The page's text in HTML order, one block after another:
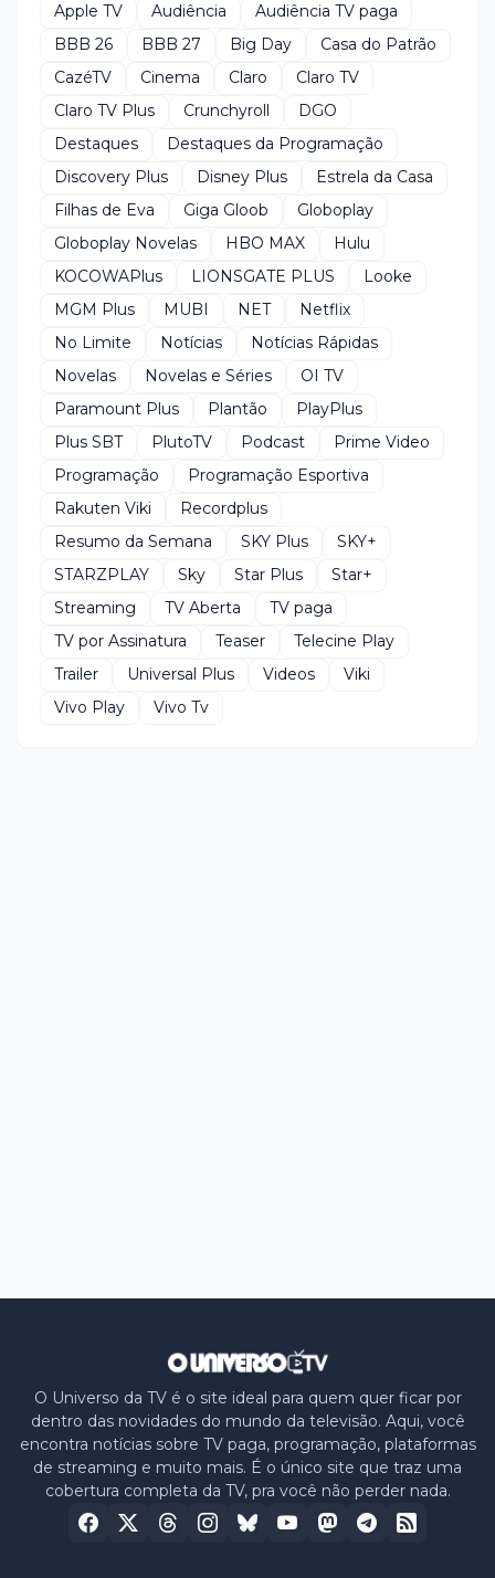
Apple TV Audiência
Audiência TV paga
BBB 26
BBB 27 Big Day
Casa do Patrão
CazéTV
Cinema Claro
Claro TV
Claro TV Plus
Crunchyroll
DGO
Destaques
Destaques da Programação
Discovery Plus
Disney Plus
Estrela da Casa
Filhas de Eva
Giga Gloob
Globoplay
Globoplay Novelas
HBO MAX
Hulu
KOCOWAPlus
LIONSGATE PLUS
Looke
MGM Plus
MUBI NET
Netflix
No Limite
Notícias
Notícias Rápidas
Novelas
Novelas e Séries
OI TV
Paramount Plus
Plantão
PlayPlus
Plus SBT
PlutoTV Podcast
Prime Video
Programação
Programação Esportiva
Rakuten Viki
Recordplus
Resumo da Semana
SKY Plus
SKY+
STARZPLAY
Sky Star Plus
Star+
Streaming
TV Aberta
TV paga
TV por Assinatura
Teaser
Telecine Play
Trailer
Universal Plus Videos
Viki
Vivo Play
Vivo Tv
O Universo da TV é o site ideal para quem quer ficar por
dentro das novidades do mundo da televisão. Aqui, você
encontra notícias sobre TV paga, programação, plataformas
de streaming e muito mais. É o único site que traz uma
cobertura completa da TV, pra você não perder nada.